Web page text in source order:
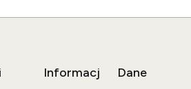
Informacj
Dane